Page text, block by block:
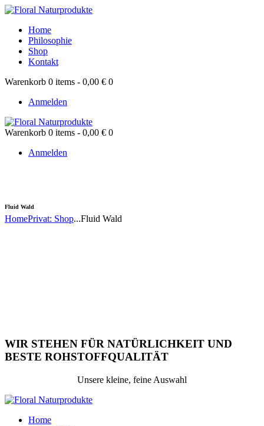
Home
Philosophie
Shop
Kontakt
Warenkorb 0 items - 0,00 € 0
Anmelden
Warenkorb 0 items - 0,00 € 0
Anmelden
Fluid Wald
HomePrivat: Shop...Fluid Wald
WIR STEHEN FÜR NATÜRLICHKEIT UND
BESTE ROHSTOFFQUALITÄT
Unsere kleine, feine Auswahl
Home